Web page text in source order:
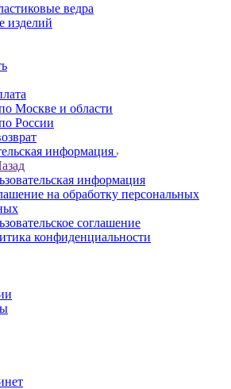
ведра
изделий
Москве и области
России
информация
информация
на обработку персональных
соглашение
конфиденциальности